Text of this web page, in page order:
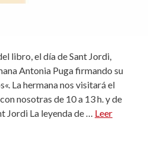
libro, el día de Sant Jordi,
Antonia Puga firmando su
La hermana nos visitará el
nosotras de 10 a 13 h. y de
Jordi La leyenda de … Leer